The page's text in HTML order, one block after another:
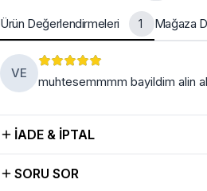
Ürün Değerlendirmeleri 1 Mağaza
VE
muhtesemmmm bayildim alin
İADE & İPTAL
SORU SOR